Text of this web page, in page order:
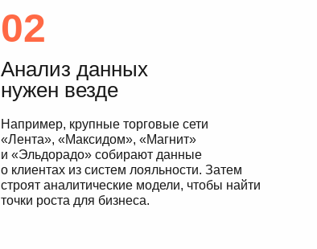
Например, крупные торговые сети
«Лента», «Максидом», «Магнит»
и «Эльдорадо» собирают данные
о клиентах из систем лояльности. Затем
строят аналитические модели, чтобы найти
точки роста для бизнеса.
Анализ данных
нужен везде
02